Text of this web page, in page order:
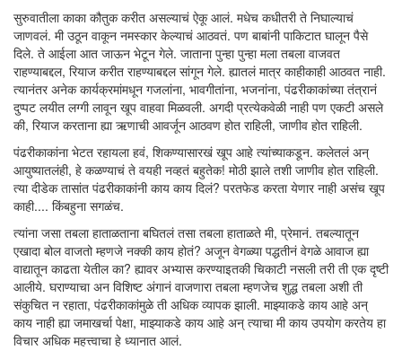
सुरुवातीला काका कौतुक करीत असल्याचं ऐकू आलं. मधेच कधीतरी ते निघाल्याचं
जाणवलं. मी उठून वाकून नमस्कार केल्याचं आठवतं. पण बाबांनी पाकिटात घालून पैसे
दिले. ते आईला आत जाऊन भेटून गेले. जाताना पुन्हा पुन्हा मला तबला वाजवत
राहण्याबद्दल, रियाज करीत राहण्याबद्दल सांगून गेले. ह्यातलं मात्र काहीकाही आठवत नाही.
त्यानंतर अनेक कार्यक्रमांमधून गजलांना, भावगीतांना, भजनांना, पंढरीकाकांच्या तंत्रानं
दुप्पट लयीत लग्गी लावून खूप वाहवा मिळवली. अगदी प्रत्येकवेळी नाही पण एकटी असले
की, रियाज करताना ह्या ऋणाची आवर्जून आठवण होत राहिली, जाणीव होत राहिली.
पंढरीकाकांना भेटत रहायला हवं, शिकण्यासारखं खूप आहे त्यांच्याकडून. कलेतलं अन्
आयुष्यातलंही, हे कळण्याचं ते वयही नव्हतं बहुतेक! मोठी झाले तशी जाणीव होत राहिली.
त्या दीडेक तासांत पंढरीकाकांनी काय काय दिलं? परतफेड करता येणार नाही असंच खूप
काही.... किंबहुना सगळंच.
त्यांना जसा तबला हाताळताना बघितलं तसा तबला हाताळते मी, प्रेमानं. तबल्यातून
एखादा बोल वाजतो म्हणजे नक्की काय होतं? अजून वेगळ्या पद्धतीनं वेगळे आवाज ह्या
वाद्यातून काढता येतील का? ह्यावर अभ्यास करण्याइतकी चिकाटी नसली तरी ती एक दृष्टी
आलीये. घराण्याचा अन विशिष्ट अंगानं वाजणारा तबला म्हणजेच शुद्ध तबला अशी ती
संकुचित न रहाता, पंढरीकाकांमुळे ती अधिक व्यापक झाली. माझ्याकडे काय आहे अन्
काय नाही ह्या जमाखर्चा पेक्षा, माझ्याकडे काय आहे अन् त्याचा मी काय उपयोग करतेय हा
विचार अधिक महत्त्वाचा हे ध्यानात आलं.